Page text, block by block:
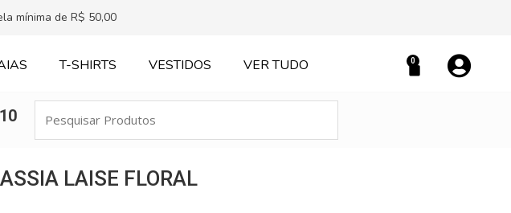
mínima de R$ 50,00
T-SHIRTS VESTIDOS VER TUDO 0
Carrinho
Produtos
LAISE FLORAL